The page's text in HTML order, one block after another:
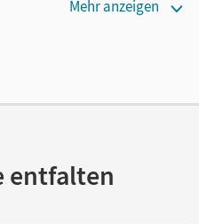
zu testen.
Mehr anzeigen
entfalten